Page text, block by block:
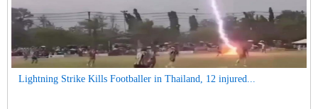
Lightning Strike Kills Footballer in Thailand, 12 injured...